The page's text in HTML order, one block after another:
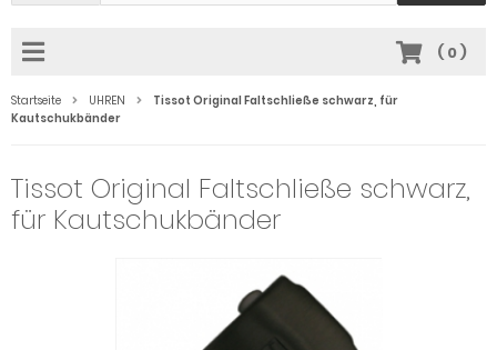
( 0)
Startseite UHREN
Tissot Original Faltschließe schwarz, für
Kautschukbänder
Tissot Original Faltschließe schwarz,
für Kautschukbänder